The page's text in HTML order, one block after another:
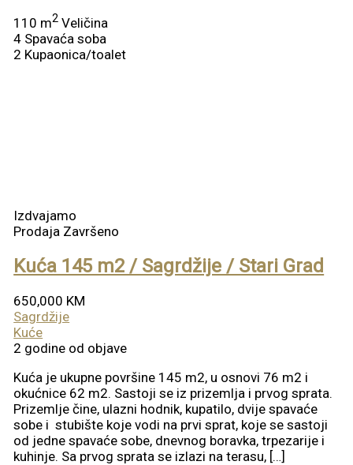
110 m2 Veličina
4 Spavaća soba
2 Kupaonica/toalet
Izdvajamo
Prodaja Završeno
Kuća 145 m2 / Sagrdžije / Stari Grad
650,000 KM
Sagrdžije
Kuće
2 godine od objave
Kuća je ukupne površine 145 m2, u osnovi 76 m2 i
okućnice 62 m2. Sastoji se iz prizemlja i prvog sprata.
Prizemlje čine, ulazni hodnik, kupatilo, dvije spavaće
sobe i stubište koje vodi na prvi sprat, koje se sastoji
od jedne spavaće sobe, dnevnog boravka, trpezarije i
kuhinje. Sa prvog sprata se izlazi na terasu, […]